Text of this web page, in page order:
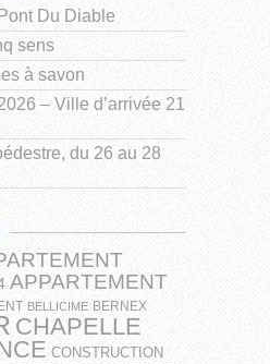
Du Diable
sens
à savon
– Ville d’arrivée 21
du 26 au 28
APPARTEMENT
BELLICIME BERNEX
CHAPELLE
CONSTRUCTION